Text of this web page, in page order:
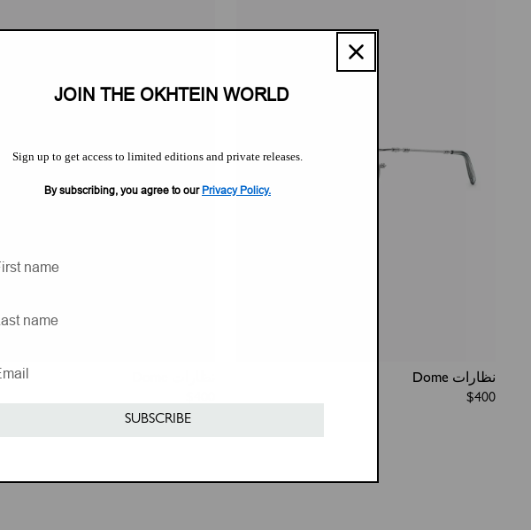
نظارات Dome
Regular
$400
price
JOIN THE OKHTEIN WORLD
Sign up to get access to limited editions and private releases.
By subscribing, you agree to our Privacy Policy.
SUBSCRIBE